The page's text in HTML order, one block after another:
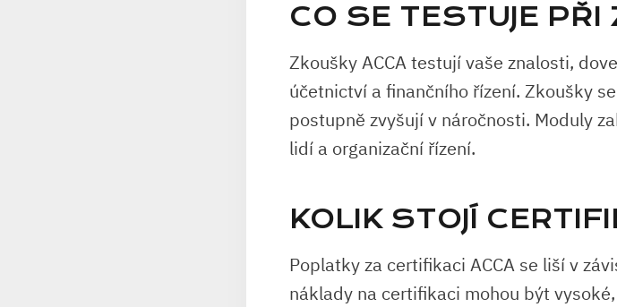
CO SE TESTUJE
Zkoušky ACCA testují vaše znalosti,
účetnictví a finančního řízení. Zkoušky
postupně zvyšují v náročnosti. Moduly
lidí a organizační řízení.
KOLIK STOJÍ
Poplatky za certifikaci ACCA se liší v
náklady na certifikaci mohou být